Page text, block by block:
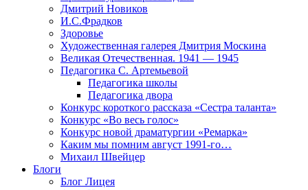
Дмитрий Новиков
И.С.Фрадков
Здоровье
Художественная галерея Дмитрия Москина
Великая Отечественная. 1941 — 1945
Педагогика С. Артемьевой
Педагогика школы
Педагогика двора
Конкурс короткого рассказа «Сестра таланта»
Конкурс «Во весь голос»
Конкурс новой драматургии «Ремарка»
Каким мы помним август 1991-го…
Михаил Швейцер
Блоги
Блог Лицея